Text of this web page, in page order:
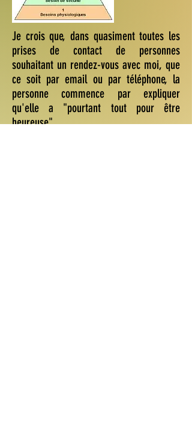
Je crois que, dans quasiment toutes les
prises de contact de personnes
souhaitant un rendez-vous avec moi, que
ce soit par email ou par téléphone, la
personne commence par expliquer
qu'elle a "pourtant tout pour être
heureuse".